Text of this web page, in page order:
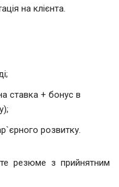
на клієнта.
ставка + бонус в
розвитку.
резюме з прийнятним